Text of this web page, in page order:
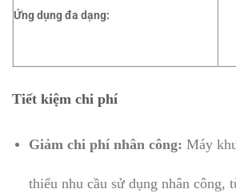
Ứng dụng đa dạng:
Tiết kiệm chi phí
Giảm chi phí nhân công: Máy
thiểu nhu cầu sử dụng nhân công,